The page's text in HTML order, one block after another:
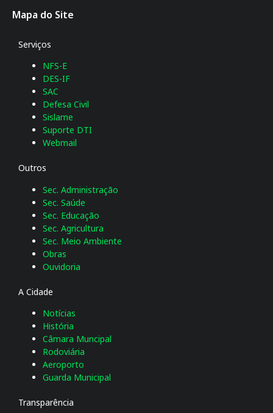
Mapa do Site
A Cidade
Notícias
História
Câmara Muncipal
Rodoviária
Aeroporto
Guarda Municipal
Transparência
Serviços
NFS-E
DES-IF
SAC
Defesa Civil
Sislame
Suporte DTI
Webmail
Outros
Sec. Administração
Sec. Saúde
Sec. Educação
Sec. Agricultura
Sec. Meio Ambiente
Obras
Ouvidoria